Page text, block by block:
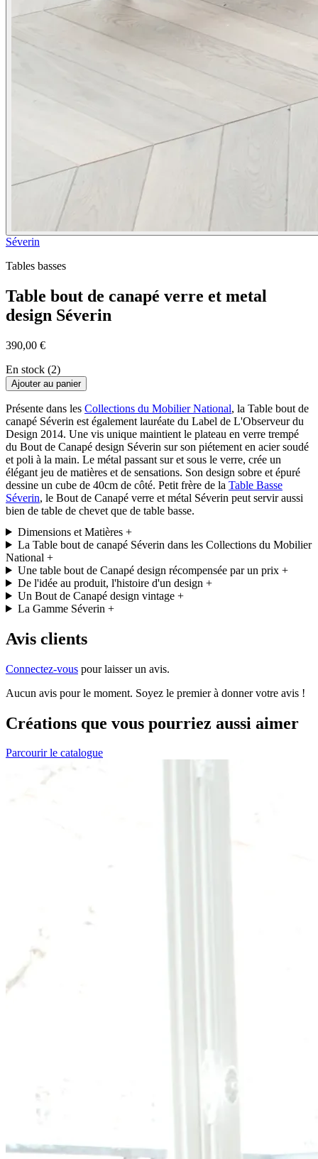
Séverin
Tables basses
Table bout de canapé verre et metal
design Séverin
390,00 €
En stock (2)
Ajouter au panier
Présente dans les Collections du Mobilier National, la Table bout de
canapé Séverin est également lauréate du Label de L'Observeur du
Design 2014. Une vis unique maintient le plateau en verre trempé
du Bout de Canapé design Séverin sur son piétement en acier soudé
et poli à la main. Le métal passant sur et sous le verre, crée un
élégant jeu de matières et de sensations. Son design sobre et épuré
dessine un cube de 40cm de côté. Petit frère de la Table Basse
Séverin, le Bout de Canapé verre et métal Séverin peut servir aussi
bien de table de chevet que de table basse.
Dimensions et Matières +
La Table bout de canapé Séverin dans les Collections du Mobilier
National +
Une table bout de Canapé design récompensée par un prix +
De l'idée au produit, l'histoire d'un design +
Un Bout de Canapé design vintage +
La Gamme Séverin +
Avis clients
Connectez-vous pour laisser un avis.
Aucun avis pour le moment. Soyez le premier à donner votre avis !
Créations que vous pourriez aussi aimer
Parcourir le catalogue